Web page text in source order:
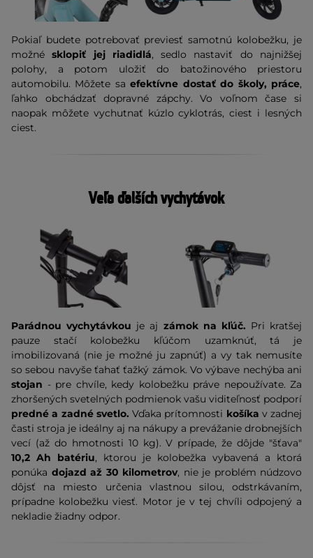
Pokiaľ budete potrebovať previesť samotnú kolobežku, je
možnésklopiť jej riadidlá, sedlo nastaviť do najnižšej
polohy, a potom uložiť do batožinového priestoru
automobilu. Môžete saefektívne dostať do školy, práce,
ľahko obchádzať dopravné zápchy. Vo voľnom čase si
naopak môžete vychutnať kúzlo cyklotrás, ciest i lesných
ciest.
Veľa ďalších vychytávok
Parádnou vychytávkou je aj zámok na kľúč. Pri kratšej
pauze stačí kolobežku kľúčom uzamknúť, tá je
imobilizovaná (nie je možné ju zapnúť) a vy tak nemusíte
so sebou navyše ťahať ťažký zámok. Vo výbave nechýba ani
stojan - pre chvíle, kedy kolobežku práve nepoužívate. Za
zhoršených svetelných podmienok vašu viditeľnosť podporí
predné a zadné svetlo. Vďaka prítomnosti košíka v zadnej
časti stroja je ideálny aj na nákupy a prevážanie drobnejších
vecí (až do hmotnosti 10 kg). V prípade, že dôjde "šťava"
10,2 Ah batériu, ktorou je kolobežka vybavená a ktorá
ponúka dojazd až 30 kilometrov, nie je problém núdzovo
dôjsť na miesto určenia vlastnou silou, odstrkávaním,
prípadne kolobežku viesť. Motor je v tej chvíli odpojený a
nekladie žiadny odpor.